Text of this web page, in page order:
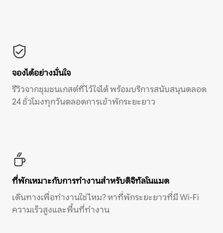
จองได้อย่างมั่นใจ
รีวิวจากชุมชนเกสต์ที่ไว้ใจได้ พร้อมบริการสนับสนุนตลอด
24 ชั่วโมงทุกวันตลอดการเข้าพักระยะยาว
ที่พักเหมาะกับการทำงานสำหรับดิจิทัลโนแมด
เดินทางเพื่อทำงานใช่ไหม? หาที่พักระยะยาวที่มี Wi-Fi
ความเร็วสูงและพื้นที่ทำงาน